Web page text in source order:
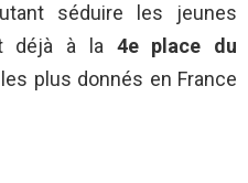
séduire les jeunes
déjà à la 4e place du
plus donnés en France